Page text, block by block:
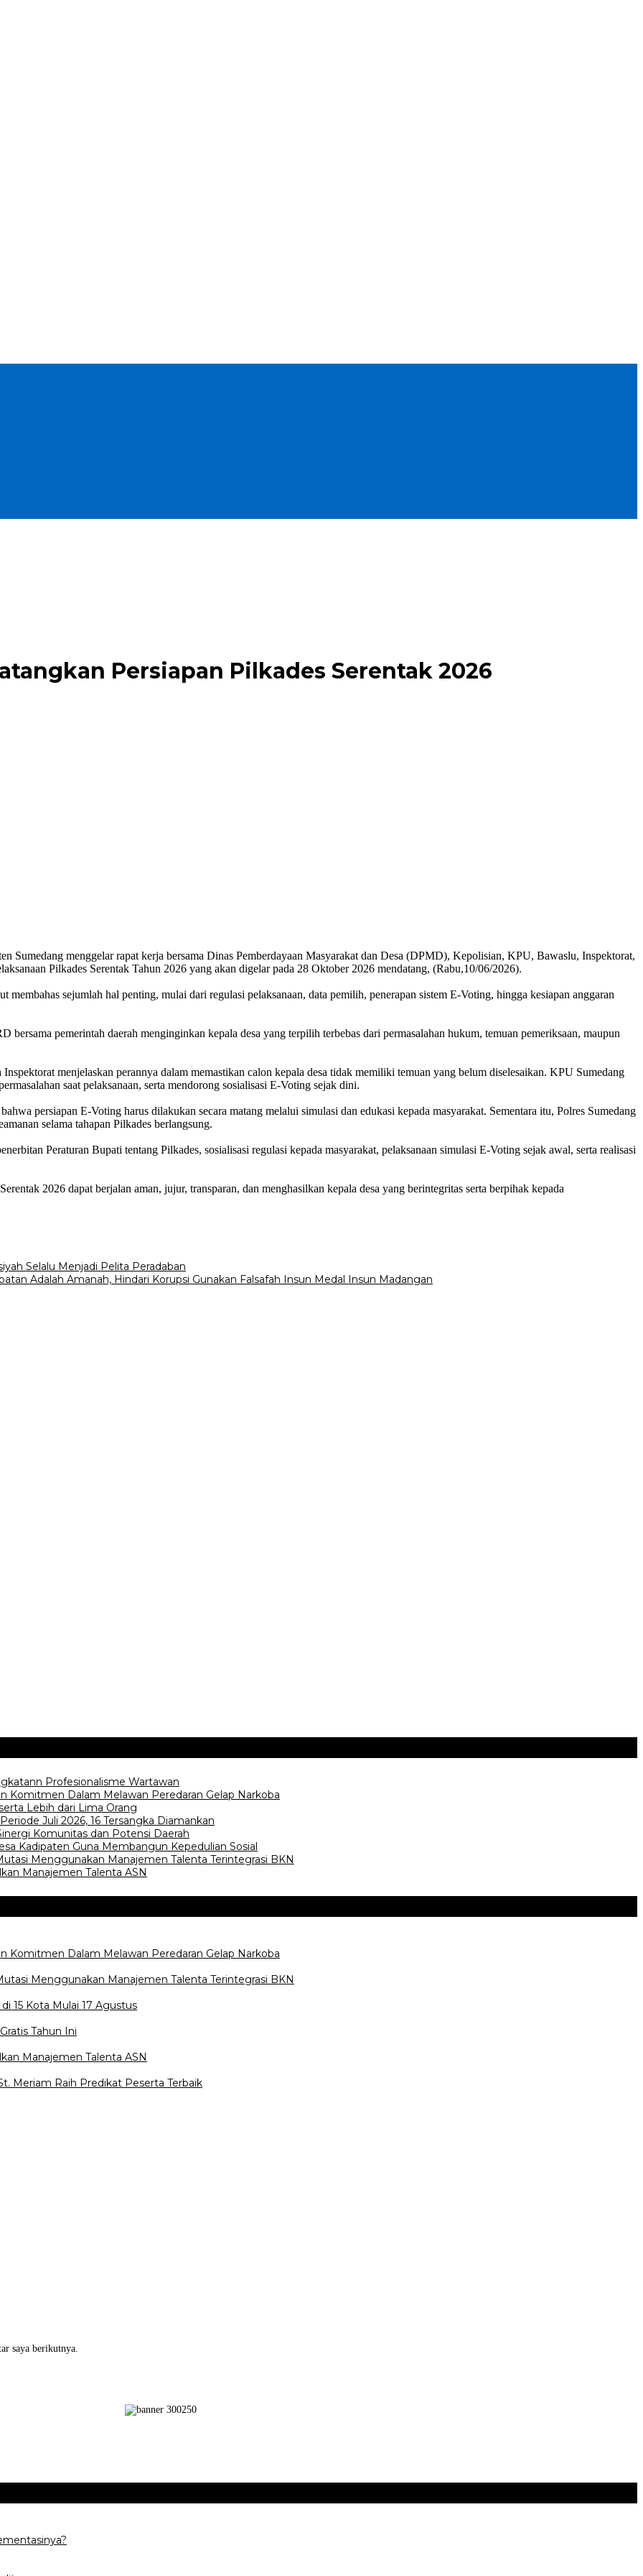
Persiapan Pilkades Serentak 2026
Sumedang menggelar rapat kerja bersama Dinas Pemberdayaan Masyarakat dan Desa (DPMD), Kepolisian, KPU, Bawaslu, Inspektorat,
Pilkades Serentak Tahun 2026 yang akan digelar pada 28 Oktober 2026 mendatang, (Rabu,10/06/2026).
sejumlah hal penting, mulai dari regulasi pelaksanaan, data pemilih, penerapan sistem E-Voting, hingga kesiapan anggaran
pemerintah daerah menginginkan kepala desa yang terpilih terbebas dari permasalahan hukum, temuan pemeriksaan, maupun
menjelaskan perannya dalam memastikan calon kepala desa tidak memiliki temuan yang belum diselesaikan. KPU Sumedang
saat pelaksanaan, serta mendorong sosialisasi E-Voting sejak dini.
persiapan E-Voting harus dilakukan secara matang melalui simulasi dan edukasi kepada masyarakat. Sementara itu, Polres Sumedang
selama tahapan Pilkades berlangsung.
Peraturan Bupati tentang Pilkades, sosialisasi regulasi kepada masyarakat, pelaksanaan simulasi E-Voting sejak awal, serta realisasi
2026 dapat berjalan aman, jujur, transparan, dan menghasilkan kepala desa yang berintegritas serta berpihak kepada
Selalu Menjadi Pelita Peradaban
Adalah Amanah, Hindari Korupsi Gunakan Falsafah Insun Medal Insun Madangan
Profesionalisme Wartawan
Komitmen Dalam Melawan Peredaran Gelap Narkoba
Lebih dari Lima Orang
Juli 2026, 16 Tersangka Diamankan
Komunitas dan Potensi Daerah
Kadipaten Guna Membangun Kepedulian Sosial
Menggunakan Manajemen Talenta Terintegrasi BKN
Manajemen Talenta ASN
Komitmen Dalam Melawan Peredaran Gelap Narkoba
Menggunakan Manajemen Talenta Terintegrasi BKN
15 Kota Mulai 17 Agustus
Tahun Ini
Manajemen Talenta ASN
Meriam Raih Predikat Peserta Terbaik
saya berikutnya.